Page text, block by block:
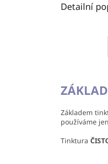
Detailní
Základem
používáme
Tinktura